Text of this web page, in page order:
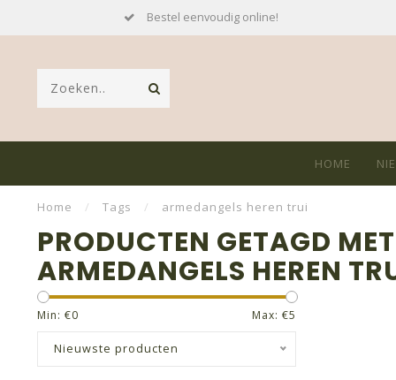
Bestel eenvoudig online!
HOME
Home / Tags / armedangels heren trui
PRODUCTEN GETAGD MET
ARMEDANGELS HEREN
Min: €0 Max: €5
Nieuwste producten